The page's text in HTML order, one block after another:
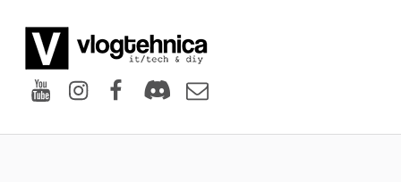
YoutubeInstagram
Facebook
DiscordEmail